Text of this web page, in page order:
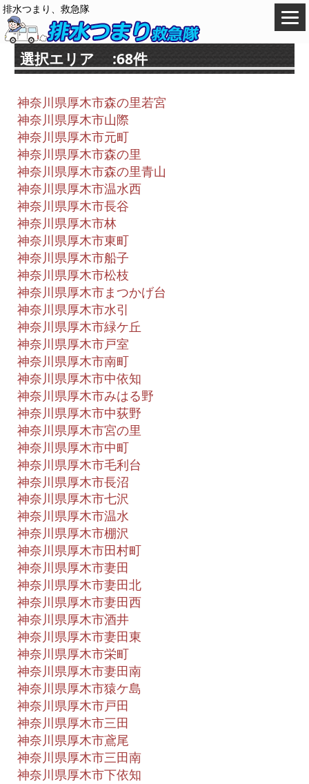
排水つまり、救急隊
選択エリア :68件
神奈川県厚木市森の里若宮
神奈川県厚木市山際
神奈川県厚木市元町
神奈川県厚木市森の里
神奈川県厚木市森の里青山
神奈川県厚木市温水西
神奈川県厚木市長谷
神奈川県厚木市林
神奈川県厚木市東町
神奈川県厚木市船子
神奈川県厚木市松枝
神奈川県厚木市まつかげ台
神奈川県厚木市水引
神奈川県厚木市緑ケ丘
神奈川県厚木市戸室
神奈川県厚木市南町
神奈川県厚木市中依知
神奈川県厚木市みはる野
神奈川県厚木市中荻野
神奈川県厚木市宮の里
神奈川県厚木市中町
神奈川県厚木市毛利台
神奈川県厚木市長沼
神奈川県厚木市七沢
神奈川県厚木市温水
神奈川県厚木市棚沢
神奈川県厚木市田村町
神奈川県厚木市妻田
神奈川県厚木市妻田北
神奈川県厚木市妻田西
神奈川県厚木市酒井
神奈川県厚木市妻田東
神奈川県厚木市栄町
神奈川県厚木市妻田南
神奈川県厚木市猿ケ島
神奈川県厚木市戸田
神奈川県厚木市三田
神奈川県厚木市鳶尾
神奈川県厚木市三田南
神奈川県厚木市下依知